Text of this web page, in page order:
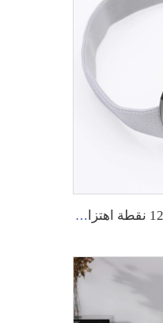
جهاز جديد ذكي للعناية بالعين مزود بـ 12 نقطة اهتزاز، جهاز تدليك كهربائي ذكي للعين مع وظيفة التسخين والتبريد